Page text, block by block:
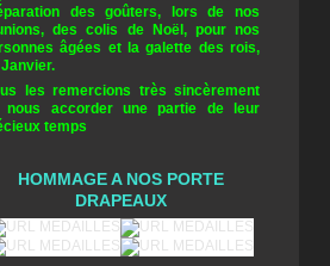
des goûters, lors de nos
des colis de Noël, pour nos
âgées et la galette des rois,
les remercions très sincèrement
nous accorder une partie de leur
temps
HOMMAGE A NOS PORTE
DRAPEAUX